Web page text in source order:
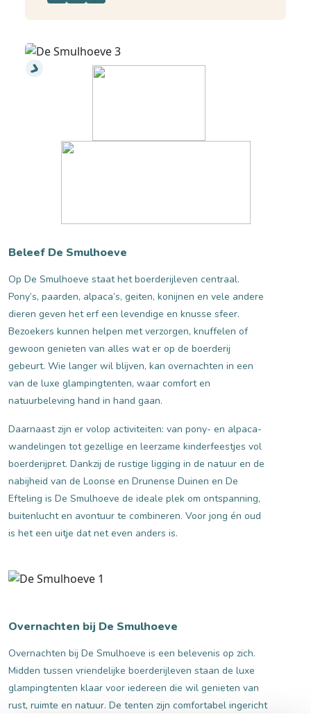
Beleef De Smulhoeve
Op De Smulhoeve staat het boerderijleven centraal.
Pony’s, paarden, alpaca’s, geiten, konijnen en vele andere
dieren geven het erf een levendige en knusse sfeer.
Bezoekers kunnen helpen met verzorgen, knuffelen of
gewoon genieten van alles wat er op de boerderij
gebeurt. Wie langer wil blijven, kan overnachten in een
van de luxe glampingtenten, waar comfort en
natuurbeleving hand in hand gaan.
Daarnaast zijn er volop activiteiten: van pony- en alpaca-
wandelingen tot gezellige en leerzame kinderfeestjes vol
boerderijpret. Dankzij de rustige ligging in de natuur en de
nabijheid van de Loonse en Drunense Duinen en De
Efteling is De Smulhoeve de ideale plek om ontspanning,
buitenlucht en avontuur te combineren. Voor jong én oud
is het een uitje dat net even anders is.
Overnachten bij De Smulhoeve
Overnachten bij De Smulhoeve is een belevenis op zich.
Midden tussen vriendelijke boerderijleven staan de luxe
glampingtenten klaar voor iedereen die wil genieten van
rust, ruimte en natuur. De tenten zijn comfortabel ingericht